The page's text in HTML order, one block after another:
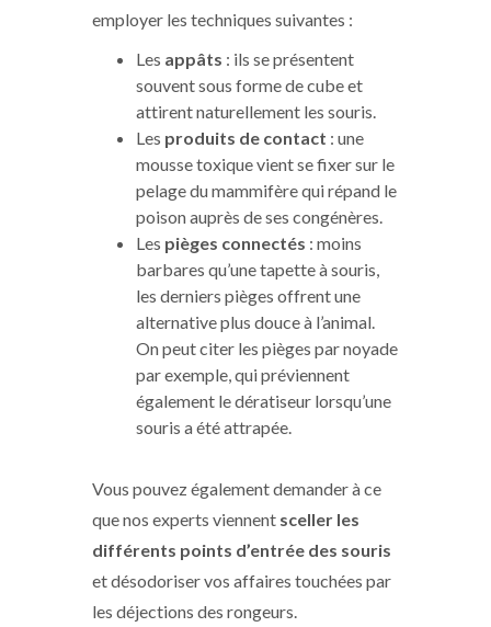
employer les techniques suivantes :
Les appâts : ils se présentent
souvent sous forme de cube et
attirent naturellement les souris.
Les produits de contact : une
mousse toxique vient se fixer sur le
pelage du mammifère qui répand le
poison auprès de ses congénères.
Les pièges connectés : moins
barbares qu’une tapette à souris,
les derniers pièges offrent une
alternative plus douce à l’animal.
On peut citer les pièges par noyade
par exemple, qui préviennent
également le dératiseur lorsqu’une
souris a été attrapée.
Vous pouvez également demander à ce
que nos experts viennent sceller les
différents points d’entrée des souris
et désodoriser vos affaires touchées par
les déjections des rongeurs.